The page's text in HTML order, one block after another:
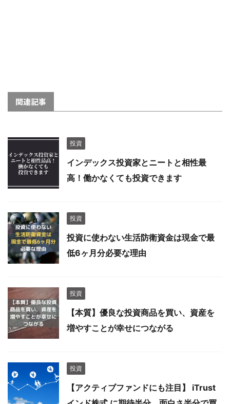
関連記事
投資
インデックス投資家とニートと相性最
高！働かなくても投資できます
投資
投資に使わない生活防衛資金は現金で最
低6ヶ月分必要な理由
投資
【本質】優良な投資商品を買い、資産を
増やすことが幸せにつながる
投資
【アクティブファンドにも注目】 iTrust